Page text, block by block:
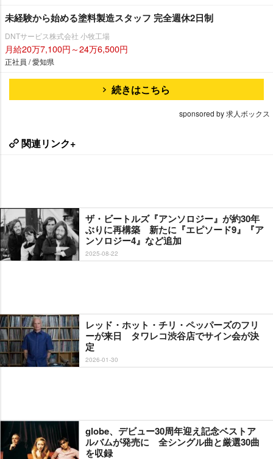
未経験から始める塗料製造スタッフ 完全週休2日制
DNTサービス株式会社 小牧工場
月給20万7,100円～24万6,500円
正社員 / 愛知県
続きはこちら
sponsored by 求人ボックス
関連リンク+
ザ・ビートルズ『アンソロジー』が約30年
ぶりに再構築 新たに『エピソード9』『ア
ンソロジー4』など追加
2025-08-22
レッド・ホット・チリ・ペッパーズのフリ
ーが来日 タワレコ渋谷店でサイン会が決
定
2026-01-30
globe、デビュー30周年迎え記念ベストア
ルバムが発売に 全シングル曲と厳選30曲
を収録